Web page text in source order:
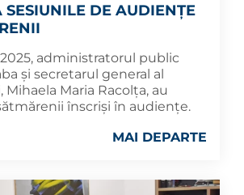
SESIUNILE DE AUDIENȚE
administratorul public
și secretarul general al
Maria Racolța, au
înscriși în audiențe.
MAI DEPARTE